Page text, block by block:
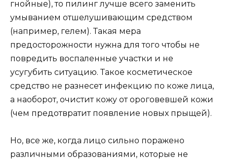
гнойные), то пилинг лучше всего заменить
умыванием отшелушивающим средством
(например, гелем). Такая мера
предосторожности нужна для того чтобы не
повредить воспаленные участки и не
усугубить ситуацию. Такое косметическое
средство не разнесет инфекцию по коже лица,
а наоборот, очистит кожу от ороговевшей кожи
(чем предотвратит появление новых прыщей).
Но, все же, когда лицо сильно поражено
различными образованиями, которые не